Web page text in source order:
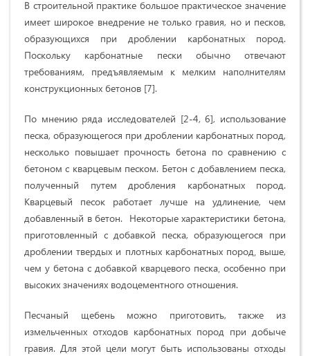
В строительной практике большое практическое значение
имеет широкое внедрение не только гравия, но и песков,
образующихся при дроблении карбонатных пород.
Поскольку карбонатные пески обычно отвечают
требованиям, предъявляемым к мелким наполнителям
конструкционных бетонов [7].
По мнению ряда исследователей [2-4, 6], использование
песка, образующегося при дроблении карбонатных пород,
несколько повышает прочность бетона по сравнению с
бетоном с кварцевым песком. Бетон с добавлением песка,
полученный путем дробления карбонатных пород.
Кварцевый песок работает лучше на удлинение, чем
добавленный в бетон. Некоторые характеристики бетона,
приготовленный с добавкой песка, образующегося при
дроблении твердых и плотных карбонатных пород‚ выше,
чем у бетона с добавкой кварцевого песка‚ особенно при
высоких значениях водоцементного отношения.
Песчаный щебень можно приготовить, также из
измельченных отходов карбонатных пород при добыче
гравия. Для этой цели могут быть использованы отходы